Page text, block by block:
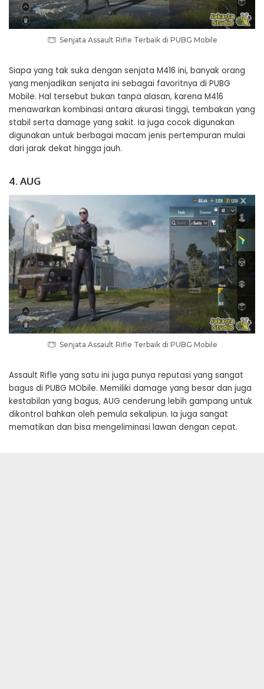
Senjata Assault Rifle Terbaik di PUBG Mobile
Siapa yang tak suka dengan senjata M416 ini, banyak orang
yang menjadikan senjata ini sebagai favoritnya di PUBG
Mobile. Hal tersebut bukan tanpa alasan, karena M416
menawarkan kombinasi antara akurasi tinggi, tembakan yang
stabil serta damage yang sakit. Ia juga cocok digunakan
digunakan untuk berbagai macam jenis pertempuran mulai
dari jarak dekat hingga jauh.
4. AUG
Senjata Assault Rifle Terbaik di PUBG Mobile
Assault Rifle yang satu ini juga punya reputasi yang sangat
bagus di PUBG MObile. Memiliki damage yang besar dan juga
kestabilan yang bagus, AUG cenderung lebih gampang untuk
dikontrol bahkan oleh pemula sekalipun. Ia juga sangat
mematikan dan bisa mengeliminasi lawan dengan cepat.